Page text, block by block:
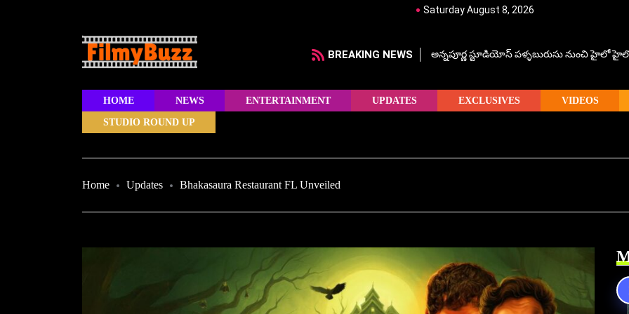
Saturday August 8, 2026
BREAKING NEWS అన్నపూర్ణ స్టూడియోస్ పళ్ళబురుసు నుంచి హైలో
HOME NEWS ENTERTAINMENT UPDATES EXCLUSIVES VIDEOS
STUDIO ROUND UP
Home Updates Bhakasaura Restaurant FL Unveiled